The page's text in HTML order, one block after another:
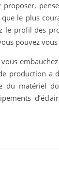
le plus
le profil des
pouvez
production a
matériel